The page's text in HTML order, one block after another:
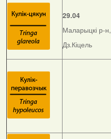
29.04
Маларыцкі р-н,
Дз.Кіцель